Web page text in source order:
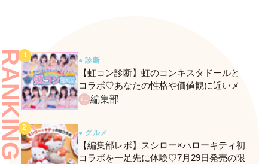
● 診断
【虹コン診断】虹のコンキスタドールと
コラボ♡あなたの性格や価値観に近いメ
ンバーがわかる、fasmeの新診断がスター
編集部
● グルメ
【編集部レポ】スシロー×ハローキティ初
コラボを一足先に体験♡7月29日発売の限